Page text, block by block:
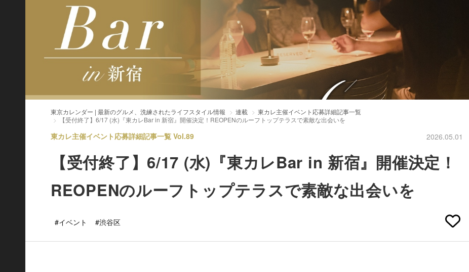
東京カレンダー | 最新のグルメ、洗練されたライフスタイル情報 連載
東カレ主催イベント応募詳細記事一覧
【受付終了】6/17 (水)『東カレBar in 新宿』開催決定！REOPENのルーフトップテラスで素敵な出会いを
東カレ主催イベント応募詳細記事一覧 Vol.89 2026.05.01
【受付終了】6/17 (水)『東カレBar in 新宿』開催決定！
REOPENのルーフトップテラスで素敵な出会いを
#イベント #渋谷区